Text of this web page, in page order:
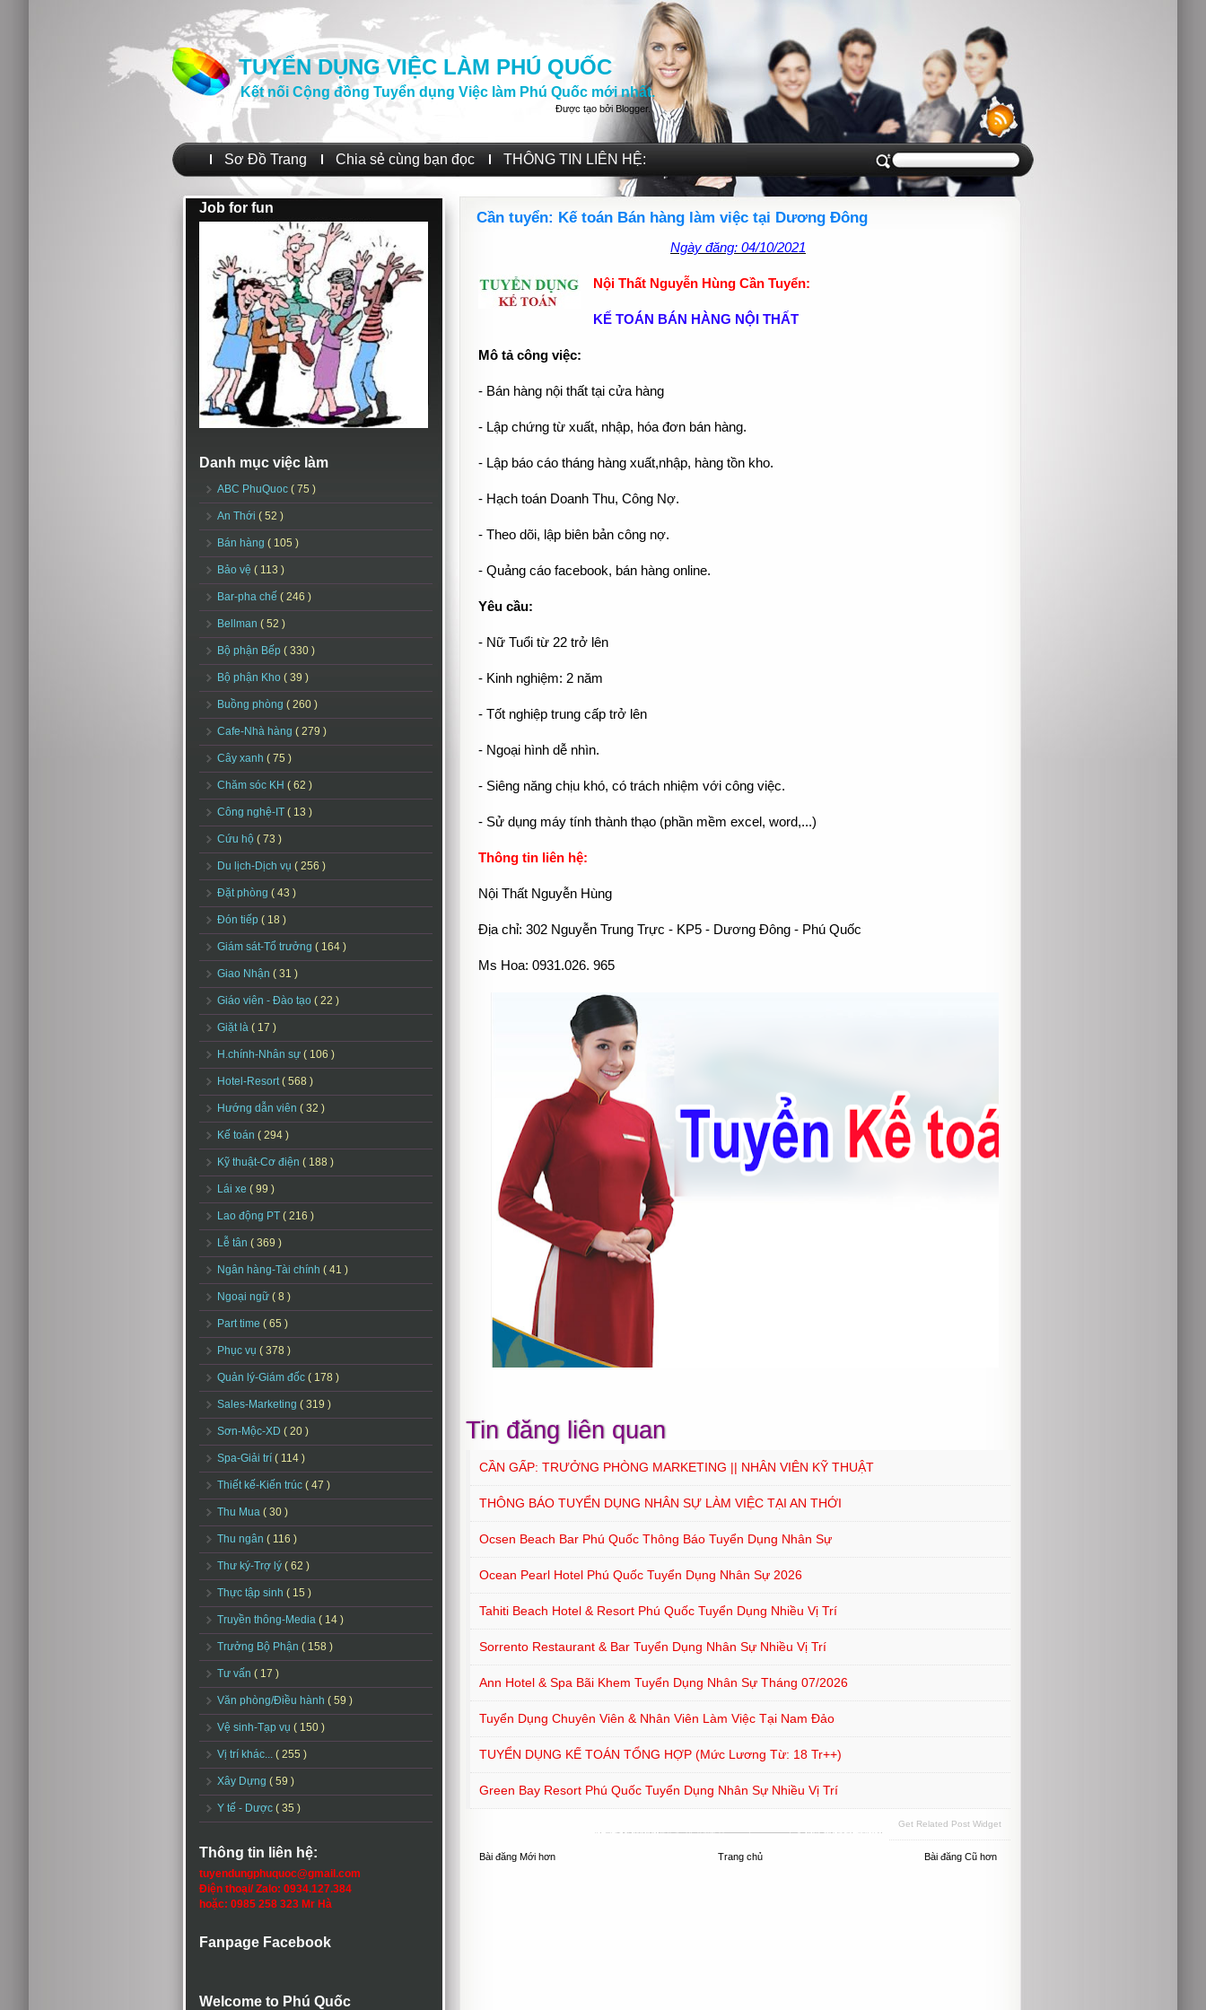
TUYỂN DỤNG VIỆC LÀM PHÚ QUỐC
Kết nối Cộng đồng Tuyển dụng Việc làm Phú Quốc mới nhất.
Được tạo bởi Blogger.
Sơ Đồ Trang Chia sẻ cùng bạn đọc THÔNG TIN LIÊN HỆ:
Job for fun
Danh mục việc làm
ABC PhuQuoc ( 75 )
An Thới ( 52 )
Bán hàng ( 105 )
Bảo vệ ( 113 )
Bar-pha chế ( 246 )
Bellman ( 52 )
Bộ phận Bếp ( 330 )
Bộ phận Kho ( 39 )
Buồng phòng ( 260 )
Cafe-Nhà hàng ( 279 )
Cây xanh ( 75 )
Chăm sóc KH ( 62 )
Công nghệ-IT ( 13 )
Cứu hộ ( 73 )
Du lịch-Dịch vụ ( 256 )
Đặt phòng ( 43 )
Đón tiếp ( 18 )
Giám sát-Tổ trưởng ( 164 )
Giao Nhận ( 31 )
Giáo viên - Đào tạo ( 22 )
Giặt là ( 17 )
H.chính-Nhân sự ( 106 )
Hotel-Resort( 568 )
Hướng dẫn viên ( 32 )
Kế toán ( 294 )
Kỹ thuật-Cơ điện ( 188 )
Lái xe ( 99 )
Lao động PT ( 216 )
Lễ tân ( 369 )
Ngân hàng-Tài chính ( 41 )
Ngoại ngữ ( 8 )
Part time ( 65 )
Phục vụ ( 378 )
Quản lý-Giám đốc ( 178 )
Sales-Marketing ( 319 )
Sơn-Mộc-XD ( 20 )
Spa-Giải trí ( 114 )
Thiết kế-Kiến trúc ( 47 )
Thu Mua ( 30 )
Thu ngân ( 116 )
Thư ký-Trợ lý ( 62 )
Thực tập sinh ( 15 )
Truyền thông-Media ( 14 )
Trưởng Bộ Phận ( 158 )
Tư vấn ( 17 )
Văn phòng/Điều hành ( 59 )
Vệ sinh-Tạp vụ ( 150 )
Vị trí khác... ( 255 )
Xây Dựng ( 59 )
Y tế - Dược ( 35 )
Thông tin liên hệ:
tuyendungphuquoc@gmail.com
Điện thoại/ Zalo: 0934.127.384
hoặc: 0985 258 323 Mr Hà
Fanpage Facebook
Welcome to Phú Quốc
Cần tuyển: Kế toán Bán hàng làm việc tại Dương Đông
Ngày đăng: 04/10/2021
Nội Thất Nguyễn Hùng Cần Tuyển:
KẾ TOÁN BÁN HÀNG NỘI THẤT
Mô tả công việc:
- Bán hàng nội thất tại cửa hàng
- Lập chứng từ xuất, nhập, hóa đơn bán hàng.
- Lập báo cáo tháng hàng xuất,nhập, hàng tồn kho.
- Hạch toán Doanh Thu, Công Nợ.
- Theo dõi, lập biên bản công nợ.
- Quảng cáo facebook, bán hàng online.
Yêu cầu:
- Nữ Tuổi từ 22 trở lên
- Kinh nghiệm: 2 năm
- Tốt nghiệp trung cấp trở lên
- Ngoại hình dễ nhìn.
- Siêng năng chịu khó, có trách nhiệm với công việc.
- Sử dụng máy tính thành thạo (phần mềm excel, word,...)
Thông tin liên hệ:
Nội Thất Nguyễn Hùng
Địa chỉ: 302 Nguyễn Trung Trực - KP5 - Dương Đông - Phú Quốc
Ms Hoa: 0931.026. 965
Tin đăng liên quan
CẦN GẤP: TRƯỞNG PHÒNG MARKETING || NHÂN VIÊN KỸ THUẬT
THÔNG BÁO TUYỂN DỤNG NHÂN SỰ LÀM VIỆC TẠI AN THỚI
Ocsen Beach Bar Phú Quốc Thông Báo Tuyển Dụng Nhân Sự
Ocean Pearl Hotel Phú Quốc Tuyển Dụng Nhân Sự 2026
Tahiti Beach Hotel & Resort Phú Quốc Tuyển Dụng Nhiều Vị Trí
Sorrento Restaurant & Bar Tuyển Dụng Nhân Sự Nhiều Vị Trí
Ann Hotel & Spa Bãi Khem Tuyển Dụng Nhân Sự Tháng 07/2026
Tuyển Dụng Chuyên Viên & Nhân Viên Làm Việc Tại Nam Đảo
TUYỂN DỤNG KẾ TOÁN TỔNG HỢP (mức Lương Từ: 18 Tr++)
Green Bay Resort Phú Quốc Tuyển Dụng Nhân Sự Nhiều Vị Trí
Get Related Post Widget
Bài đăng Mới hơn Bài đăng Cũ hơn
Trang chủ